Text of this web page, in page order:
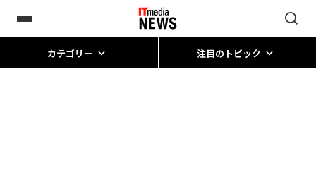
カテゴリー 注目のトピック